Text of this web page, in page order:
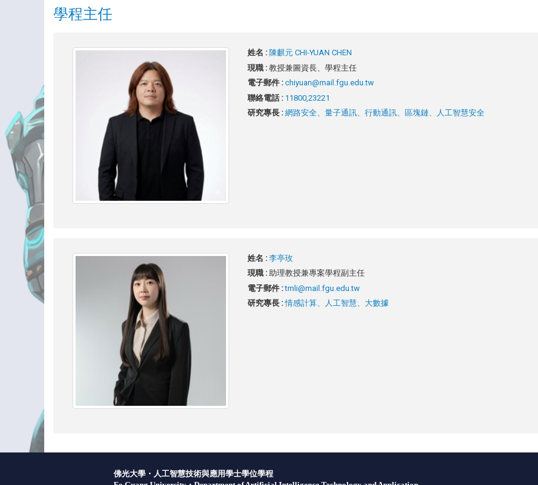
學程主任
姓名 : 陳麒元 CHI-YUAN CHEN
現職 : 教授兼圖資長、學程主任
電子郵件 : chiyuan@mail.fgu.edu.tw
聯絡電話 : 11800,23221
研究專長 : 網路安全、量子通訊、行動通訊、區塊鏈、人工智慧安全
姓名 : 李亭玫
現職 : 助理教授兼專案學程副主任
電子郵件 :tmli@mail.fgu.edu.tw
研究專長 :情感計算、人工智慧、大數據
佛光大學・人工智慧技術與應用學士學位學程